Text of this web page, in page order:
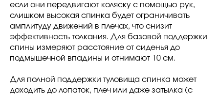
если они передвигают коляску с помощью рук,
слишком высокая спинка будет ограничивать
амплитуду движений в плечах, что снизит
эффективность толкания. Для базовой поддержки
спины измеряют расстояние от сиденья до
подмышечной впадины и отнимают 10 см.
Для полной поддержки туловища спинка может
доходить до лопаток, плеч или даже затылка (с